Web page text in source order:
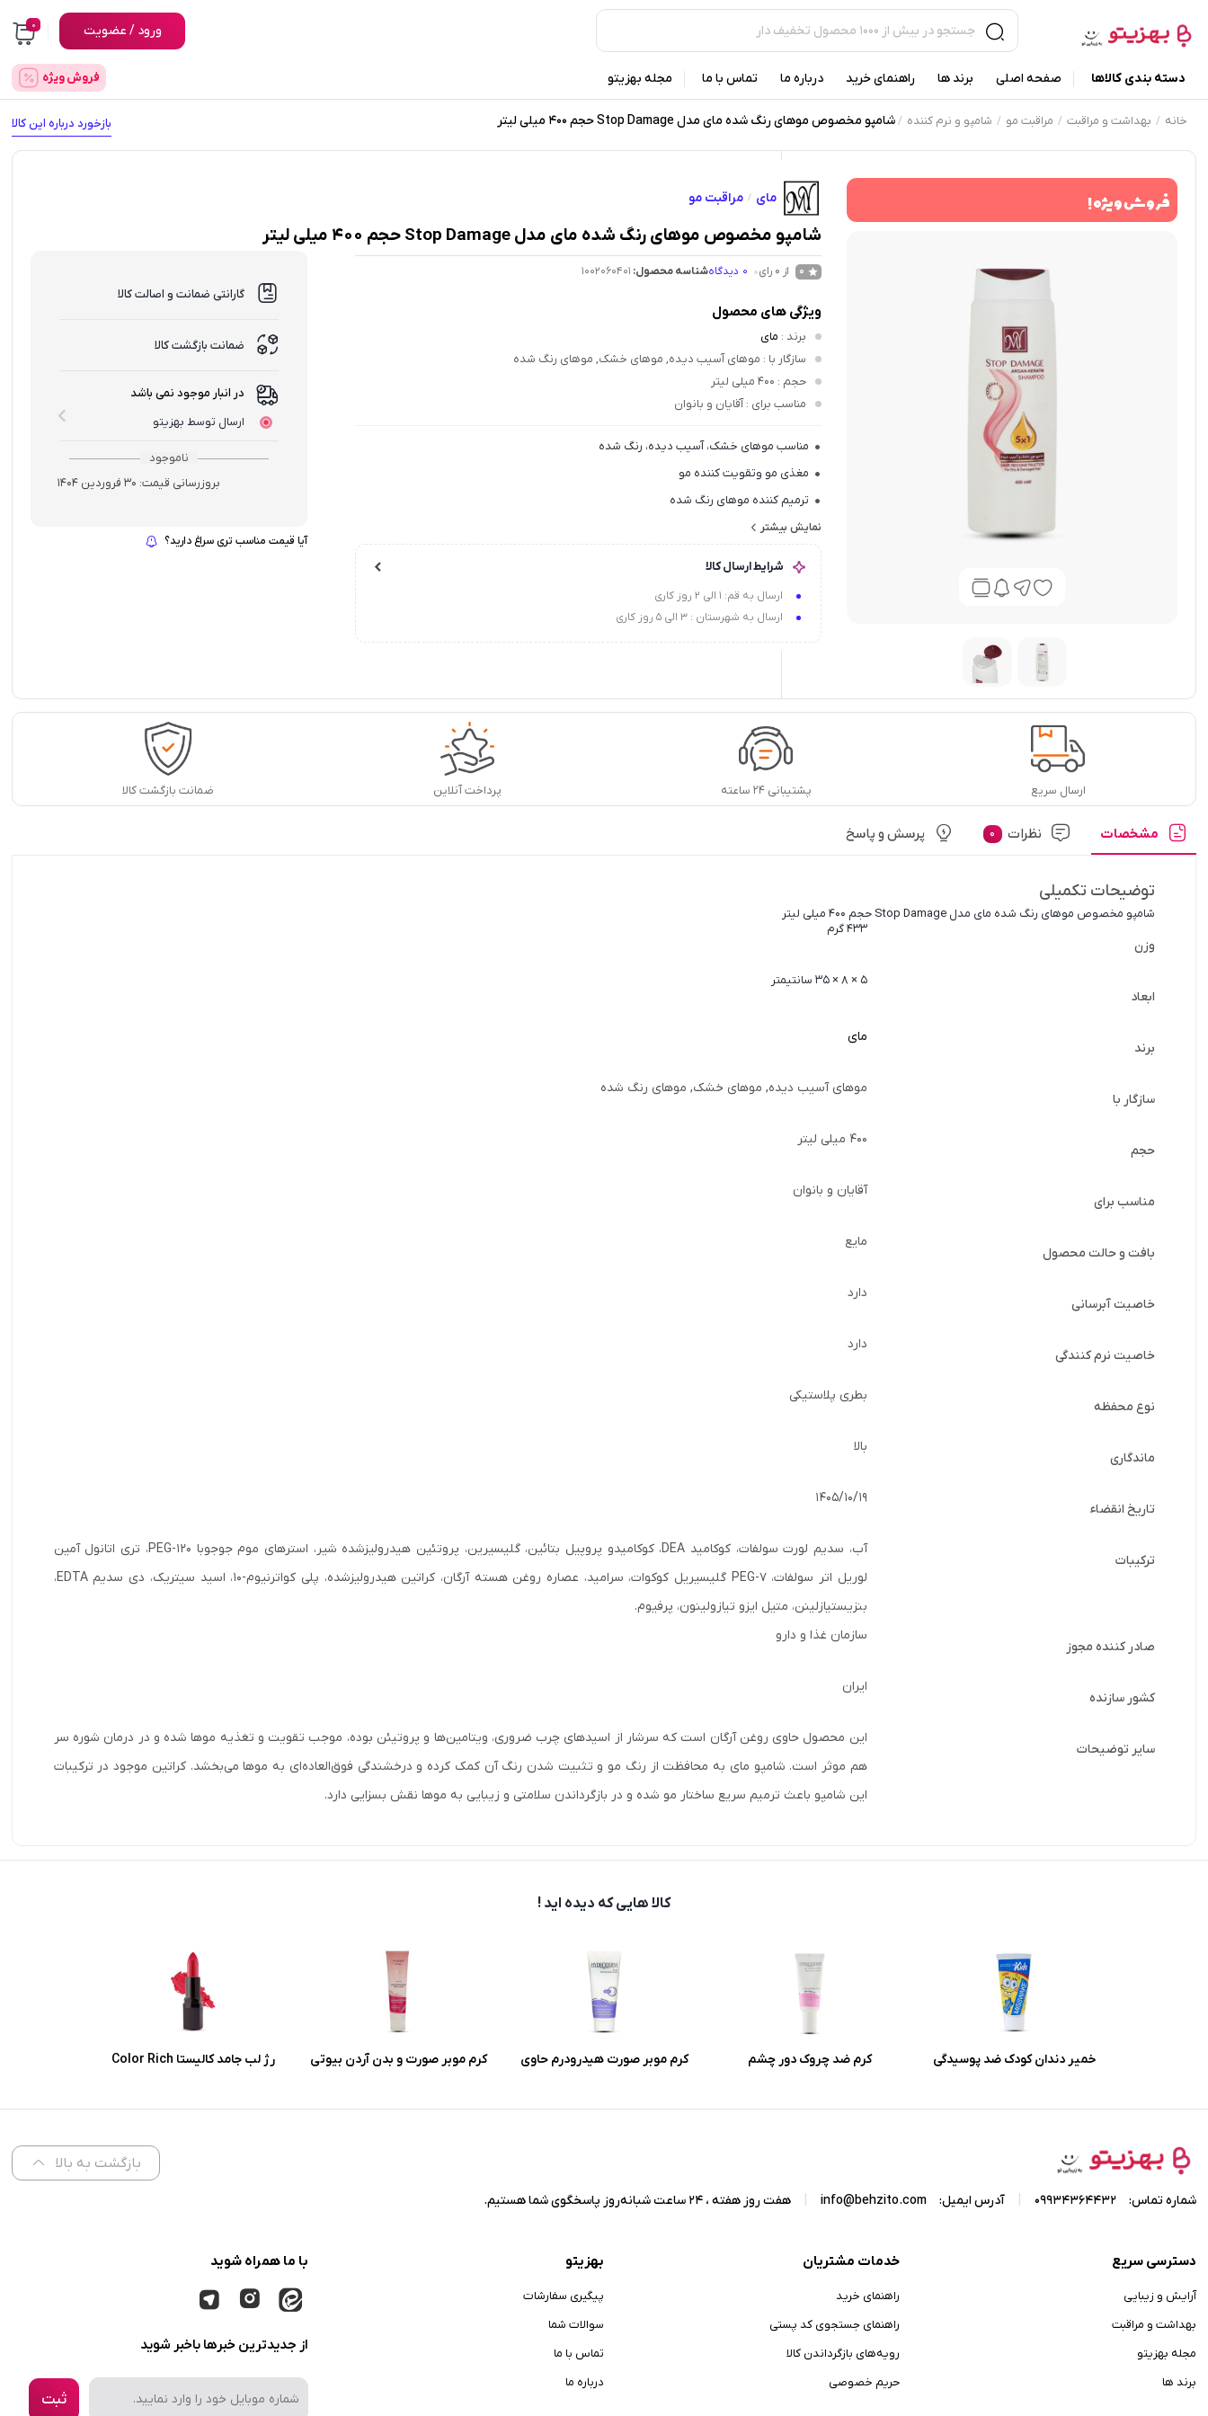
ورود / عضویت 0
دسته بندی کالاها صفحه اصلی برند ها راهنمای خرید درباره ما تماس با ما مجله بهزیتو فروش ویژه
بازخورد درباره این کالا خانه / بهداشت و مراقبت / مراقبت مو / شامپو و نرم کننده /شامپو مخصوص موهای رنگ شده مای مدل Stop Damage حجم 400 میلی لیتر
فروش ویژه ! مای / مراقبت مو
شامپو مخصوص موهای رنگ شده مای مدل Stop Damage حجم 400 میلی لیتر
0 از 0 رای 0 دیدگاهشناسه محصول: 1002060401
ویژگی های محصول
برند : مای
سازگار با : موهای آسیب دیده, موهای خشک, موهای رنگ شده
حجم : 400 میلی لیتر
مناسب برای : آقایان و بانوان
مناسب موهای خشک، آسیب دیده، رنگ شده
مغذی مو وتقویت کننده مو
ترمیم کننده موهای رنگ شده
حاوی عصاره روغن آرگان، کراتین هیدرولیز شده و سرامید
نمایش بیشتر
شرایط ارسال کالا
ارسال به قم: 1 الی 2 روز کاری
ارسال به شهرستان : 3 الی 5 روز کاری
گارانتی ضمانت و اصالت کالا
ضمانت بازگشت کالا
در انبار موجود نمی باشد
ارسال توسط بهزیتو
ناموجود
بروزرسانی قیمت: 30 فروردین 1404
آیا قیمت مناسب تری سراغ دارید؟
ارسال سریع پشتیبانی ۲۴ ساعته پرداخت آنلاین ضمانت بازگشت کالا
مشخصات نظرات 0 پرسش و پاسخ
توضیحات تکمیلی
شامپو مخصوص موهای رنگ شده مای مدل Stop Damage حجم 400 میلی لیتر
وزن
433 گرم
ابعاد
5 × 8 × 35 سانتیمتر
برند
مای
سازگار با
موهای آسیب دیده, موهای خشک, موهای رنگ شده
حجم
400 میلی لیتر
مناسب برای
آقایان و بانوان
بافت و حالت محصول
مایع
خاصیت آبرسانی
دارد
خاصیت نرم کنندگی
دارد
نوع محفظه
بطری پلاستیکی
ماندگاری
بالا
تاریخ انقضاء
1405/10/19
ترکیبات
آب، سدیم لورت سولفات، کوکامید DEA، کوکامیدو پروپیل بتائین، گلیسیرین، پروتئین هیدرولیزشده شیر، استرهای موم جوجوبا PEG-120، تری اتانول آمین
لوریل اتر سولفات، PEG-7 گلیسیریل کوکوات، سرامید، عصاره روغن هسته آرگان، کراتین هیدرولیزشده، پلی کواترنیوم-10، اسید سیتریک، دی سدیم EDTA،
بنزیستیازلینن، متیل ایزو تیازولینون، پرفیوم.
صادر کننده مجوز
سازمان غذا و دارو
کشور سازنده
ایران
سایر توضیحات
این محصول حاوی روغن آرگان است که سرشار از اسیدهای چرب ضروری، ویتامین‌ها و پروتیئن بوده، موجب تقویت و تغذیه موها شده و در درمان شوره سر
هم موثر است. شامپو مای به محافظت از رنگ مو و تثبیت شدن رنگ آن کمک کرده و درخشندگی فوق‌العاده‌ای به موها می‌بخشد. کراتین موجود در ترکیبات
این شامپو باعث ترمیم سریع ساختار مو شده و در بازگرداندن سلامتی و زیبایی به موها نقش بسزایی دارد.
کالا هایی که دیده اید !
خمیر دندان کودک ضد پوسیدگی
کرم ضد چروک دور چشم
کرم موبر صورت هیدرودرم حاوی
کرم موبر صورت و بدن آردن بیوتی
رژ لب جامد کالیستا Color Rich
بازگشت به بالا
شماره تماس: 09934364432 آدرس ایمیل: info@behzito.com هفت روز هفته ، 24 ساعت شبانه‌روز پاسخگوی شما هستیم.
دسترسی سریع
آرایش و زیبایی
بهداشت و مراقبت
مجله بهزیتو
برند ها
خدمات مشتریان
راهنمای خرید
راهنمای جستجوی کد پستی
رویه‌های بازگرداندن کالا
حریم خصوصی
بهزیتو
پیگیری سفارشات
سوالات شما
تماس با ما
درباره ما
با ما همراه شوید
از جدیدترین خبرها باخبر شوید
ثبت